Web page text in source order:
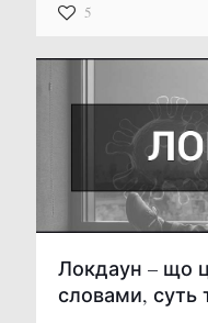
5
Локдаун – що
словами, суть